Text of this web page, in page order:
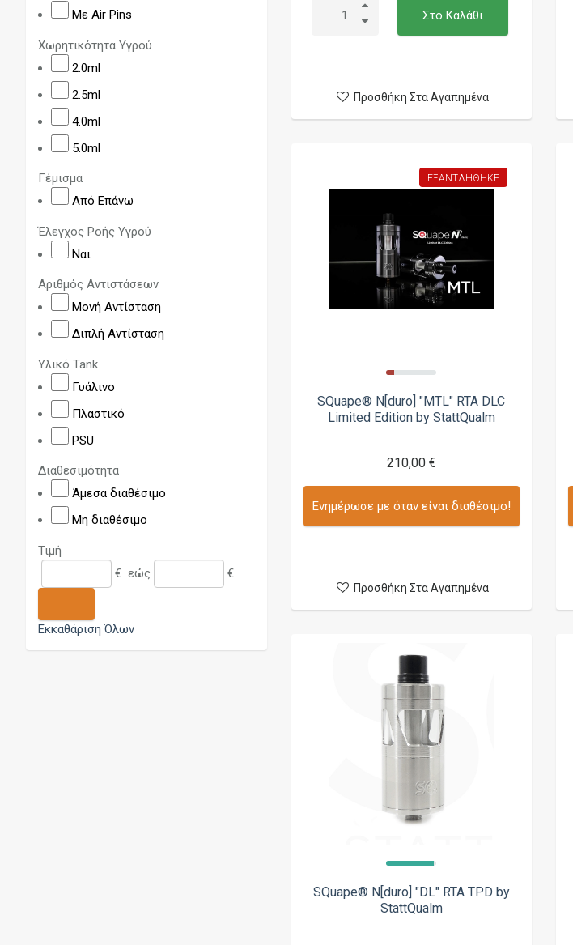
MTerk
NCR
NTSU
Oumier
Project Septem
Με Air Pins
Χωρητικότητα Υγρού
2.0ml
2.5ml
4.0ml
5.0ml
Γέμισμα
Από Επάνω
Έλεγχος Ροής Υγρού
Ναι
Αριθμός Αντιστάσεων
Μονή Αντίσταση
Διπλή Αντίσταση
Υλικό Tank
Γυάλινο
Πλαστικό
PSU
Διαθεσιμότητα
Άμεσα διαθέσιμο
Μη διαθέσιμο
Τιμή
€ εώς €
Εκκαθάριση Όλων
Στο Καλάθι
Προσθήκη Στα Αγαπημένα
ΕΞΑΝΤΛΉΘΗΚΕ
SQuape® N[duro] "MTL" RTA DLC
Limited Edition by StattQualm
210,00 €
Ενημέρωσε με όταν είναι διαθέσιμο!
Προσθήκη Στα Αγαπημένα
SQuape® N[duro] "DL" RTA TPD by
StattQualm